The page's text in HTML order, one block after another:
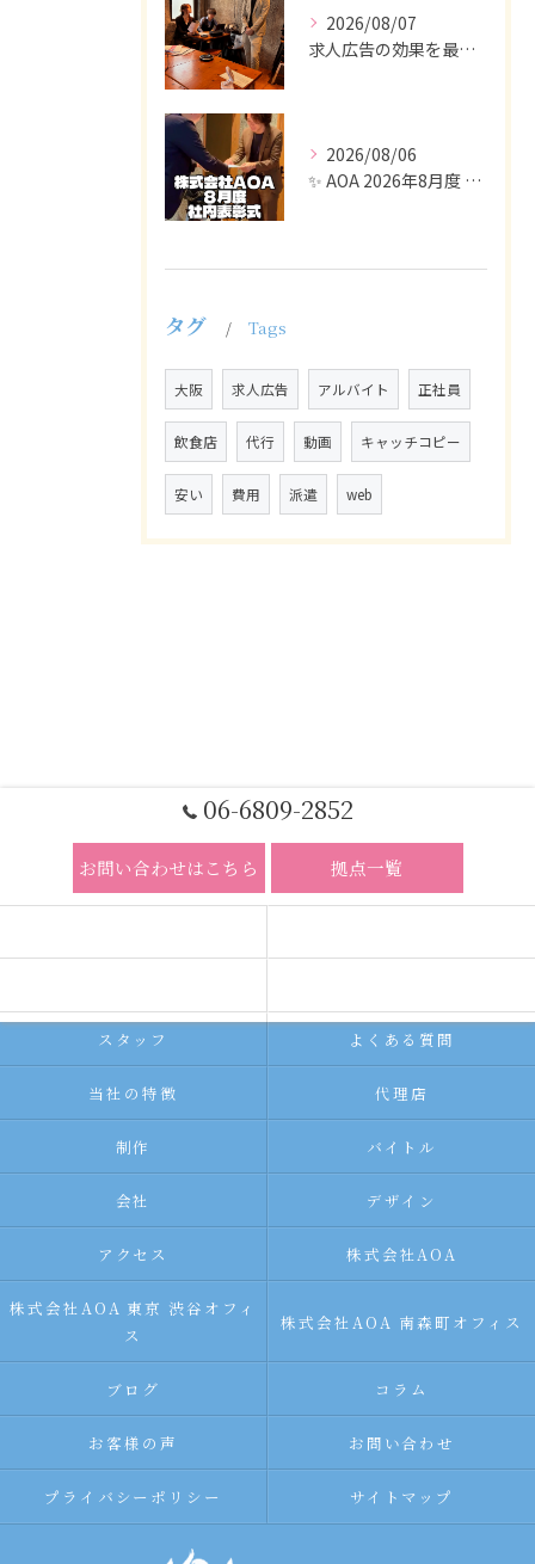
2026/08/07
求人広告の効果を最大化するために最も重要なのは、掲載タイミン...
2026/08/06
✨ AOA 2026年8月度 表彰式レポート ✨
タグ Tags
大阪 求人広告 アルバイト 正社員
飲食店 代行 動画 キャッチコピー
安い 費用 派遣 web
06-6809-2852
お問い合わせはこちら 拠点一覧
スタッフ よくある質問
当社の特徴 代理店
制作 バイトル
会社 デザイン
アクセス 株式会社AOA
株式会社AOA 東京 渋谷オフィ
ス
株式会社AOA 南森町オフィス
ブログ コラム
お客様の声 お問い合わせ
プライバシーポリシー サイトマップ